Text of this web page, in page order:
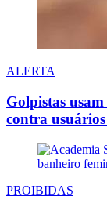
ALERTA
Golpistas
contra
PROIBIDAS